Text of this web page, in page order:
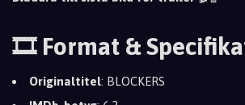
🎞️ Format &
Originaltitel: BLOCKERS